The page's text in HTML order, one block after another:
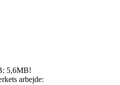
5,6MB!
arbejde: